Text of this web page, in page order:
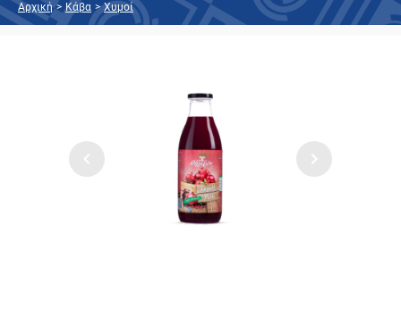
Αρχική > Κάβα > Χυμοί